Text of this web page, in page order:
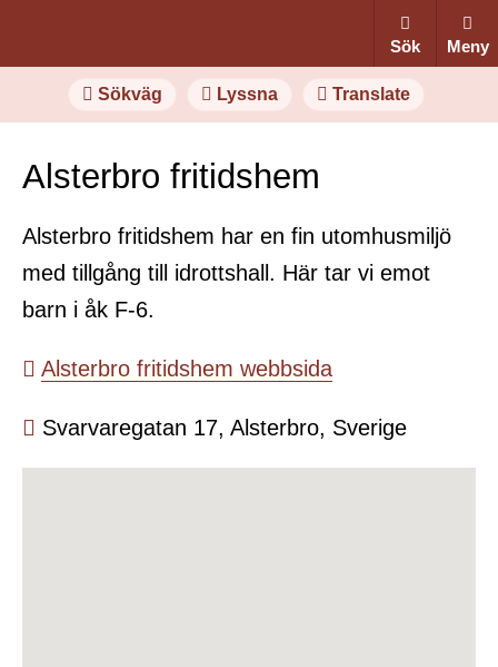
Sök Meny
Sökväg Lyssna Translate
Alsterbro fritidshem
Alsterbro fritidshem har en fin utomhusmiljö
med tillgång till idrottshall. Här tar vi emot
barn i åk F-6.
Alsterbro fritidshem webbsida
Svarvaregatan 17, Alsterbro, Sverige